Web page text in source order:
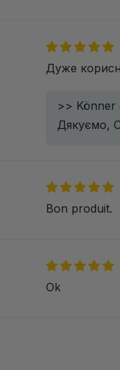
Дуже
>> Könner
Дякуємо,
Bon produit.
Ok